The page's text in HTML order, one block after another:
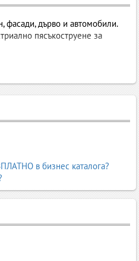
фасади, дърво и автомобили.
пясъкоструене за
видове, приложения, машини
на повърхности. То
под високо налягане се
премахне ръжда, боя,
и други покрития.
индустрията, строителството,
и подготовката за
резултат – дали ще
полиране или реставрация.
и оборудване гарантира
повърхност.
в бизнес каталога?